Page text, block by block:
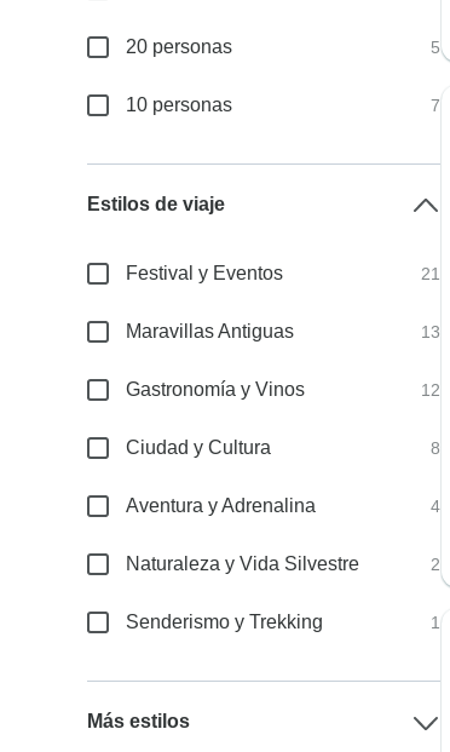
20 personas 5
10 personas 7
Estilos de viaje
Festival y Eventos 21
Maravillas Antiguas 13
Gastronomía y Vinos 12
Ciudad y Cultura 8
Aventura y Adrenalina 4
Naturaleza y Vida Silvestre 2
Senderismo y Trekking 1
Más estilos